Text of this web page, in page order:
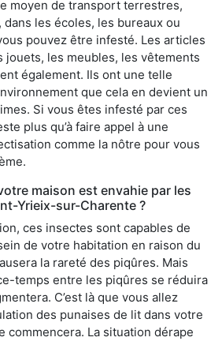
moyen de transport terrestres,
les écoles, les bureaux ou
pouvez être infesté. Les articles
jouets, les meubles, les vêtements
également. Ils ont une telle
que cela en devient un
Si vous êtes infesté par ces
plus qu’à faire appel à une
comme la nôtre pour vous
maison est envahie par les
Yrieix-sur-Charente ?
ces insectes sont capables de
de votre habitation en raison du
la rareté des piqûres. Mais
temps entre les piqûres se réduira
C’est là que vous allez
des punaises de lit dans votre
commencera. La situation dérape